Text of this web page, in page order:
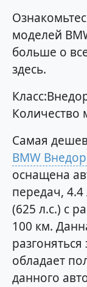
моделей
больше о
здесь.
Количество
Самая
BMW
оснащена
передач,
(625 л.с.) с
100 км.
обладает
данного